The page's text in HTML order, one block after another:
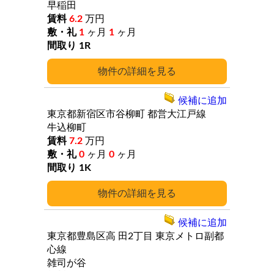
詳細
早稲田
6.2 万円
1 ヶ月 1 ヶ月
1R
詳細
東京都新宿区市谷柳町 都営大江戸線
牛込柳町
7.2 万円
0 ヶ月 0 ヶ月
1K
候補に追加
東京都豊島区高 田2丁目 東京メトロ副都
心線
雑司が谷
候補に追加